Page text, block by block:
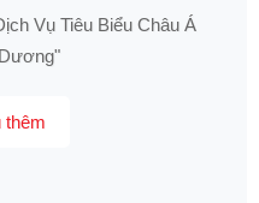
Vụ Tiêu Biểu Châu Á
thêm